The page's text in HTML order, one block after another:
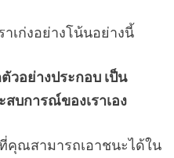
เก่งอย่างโน้นอย่างนี้
วอย่างประกอบ เป็น
บการณ์ของเราเอง
คุณสามารถเอาชนะได้ใน